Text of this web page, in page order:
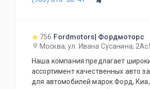
756 Fordmotors| Фордмоторс
Москва, ул. Ивана Сусанина,
Наша компания предлагает
ассортимент качественных авто
для автомобилей марок Форд, Киа,